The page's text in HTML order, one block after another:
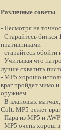
Различные советы
- Несмотря на
- Старайтесь биться
пративниками
- старайтесь
- Учитывая что
лучше схватить
- MP5 хорошо
враг пройдет мимо
оружием.
- В клановых
Colt. МР5 режет
- Пара из MP5 и
- MP5 очень хорош